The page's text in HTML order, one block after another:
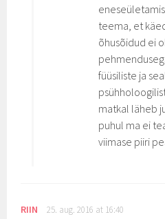
teema, et
õhusõidud ei
füüsiliste ja
matkal läheb
puhul ma ei
viimase piiri
RIIN 25. aug. 2016 at 16:40